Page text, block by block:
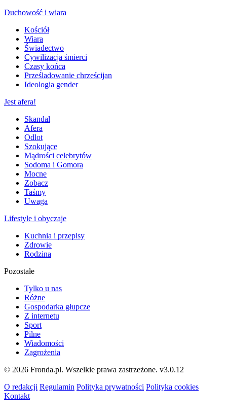
Duchowość i wiara
Kościół
Wiara
Świadectwo
Cywilizacja śmierci
Czasy końca
Prześladowanie chrześcijan
Ideologia gender
Jest afera!
Skandal
Afera
Odlot
Szokujące
Mądrości celebrytów
Sodoma i Gomora
Mocne
Zobacz
Taśmy
Uwaga
Lifestyle i obyczaje
Kuchnia i przepisy
Zdrowie
Rodzina
Pozostałe
Tylko u nas
Różne
Gospodarka głupcze
Z internetu
Sport
Pilne
Wiadomości
Zagrożenia
© 2026 Fronda.pl. Wszelkie prawa zastrzeżone. v3.0.12
O redakcji Regulamin Polityka prywatności Polityka cookies
Kontakt